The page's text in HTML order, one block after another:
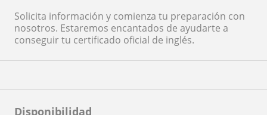
Disponibilidad
Solicita información y comienza tu preparación con
nosotros. Estaremos encantados de ayudarte a
conseguir tu certificado oficial de inglés.